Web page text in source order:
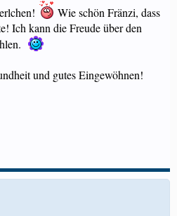
Wie schön Fränzi, dass
Ich kann die Freude über den
und gutes Eingewöhnen!